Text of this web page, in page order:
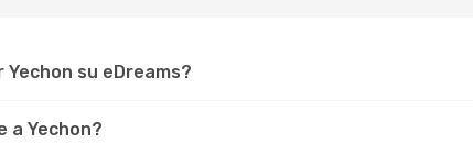
su eDreams?
a Yechon?